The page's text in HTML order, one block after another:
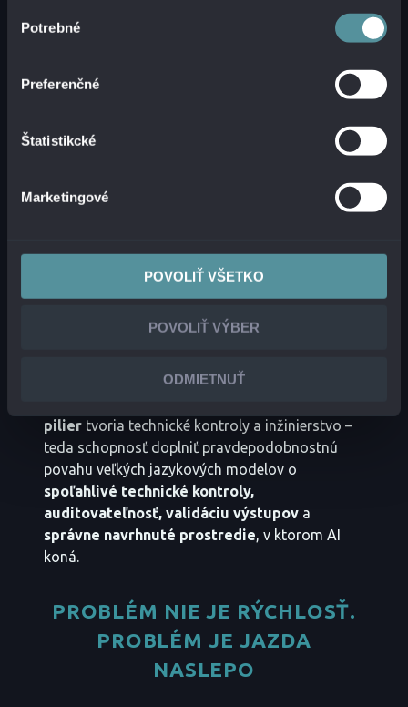
súhlasu
Potrebné
Preferenčné
Štatistikcké
Marketingové
POVOLIŤ VŠETKO
POVOLIŤ VÝBER
ODMIETNUŤ
je riadenie, interné pravidlá a
riadenie rizík. Nestačí mať internú smernicu
ktorý prepája technické tímy, právnikov,
piliertvoria technické kontroly a inžinierstvo –
teda schopnosť doplniť pravdepodobnostnú
povahu veľkých jazykových modelov o
spoľahlivé technické kontroly,
auditovateľnosť, validáciu výstupova
správne navrhnuté prostredie, v ktorom AI
koná.
PROBLÉM NIE JE RÝCHLOSŤ.
PROBLÉM JE JAZDA
NASLEPO